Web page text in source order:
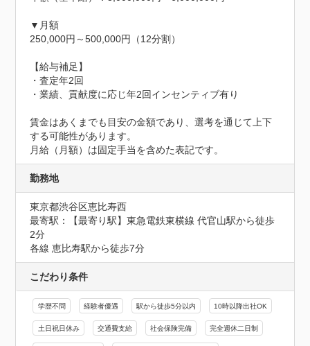
▼月額
250,000円～500,000円（12分割）
【給与補足】
・査定年2回
・業績、貢献度に応じ年2回インセンティブ有り
賃金はあくまでも目安の金額であり、選考を通じて上下
する可能性があります。
月給（月額）は固定手当を含めた表記です。
勤務地
東京都渋谷区恵比寿西
最寄駅：【最寄り駅】東急電鉄東横線 代官山駅から徒歩
2分
各線 恵比寿駅から徒歩7分
こだわり条件
学歴不問 経験者優遇 駅から徒歩5分以内 10時以降出社OK
土日祝日休み 交通費支給 社会保険完備 完全週休二日制